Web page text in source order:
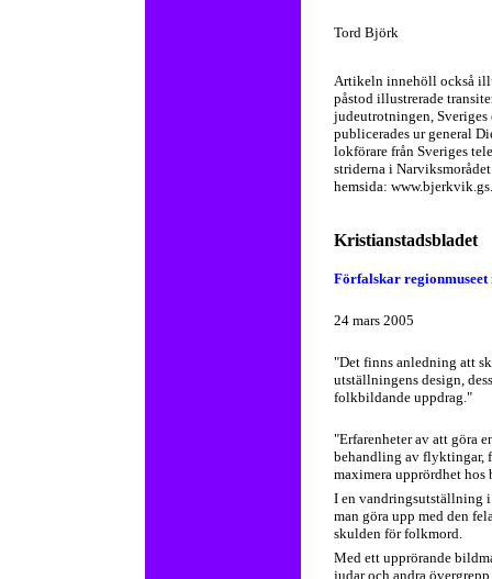
Tord Björk
Artikeln innehöll också
påstod illustrerade
judeutrotningen, Sveriges
publicerades ur general
lokförare från Sveriges
striderna i
hemsida:
Kristianstadsbladet
Förfalskar
24 mars 2005
"Det finns anledning att
utställningens design,
folkbildande uppdrag."
"Erfarenheter av att göra
behandling av flyktingar,
maximera upprördhet hos
I en vandringsutställning i
man göra upp med den
skulden för folkmord.
Med ett upprörande
judar och andra